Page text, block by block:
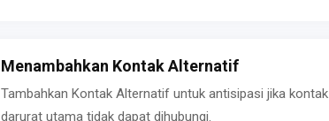
Menambahkan Kontak Alternatif
Tambahkan Kontak Alternatif untuk antisipasi jika kontak
darurat utama tidak dapat dihubungi.